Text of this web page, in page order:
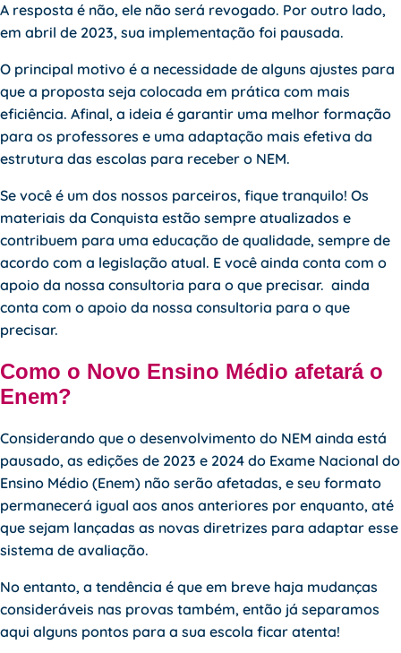
A resposta é não, ele não será revogado. Por outro lado,
em abril de 2023, sua implementação foi pausada.
O principal motivo é a necessidade de alguns ajustes para
que a proposta seja colocada em prática com mais
eficiência. Afinal, a ideia é garantir uma melhor formação
para os professores e uma adaptação mais efetiva da
estrutura das escolas para receber o NEM.
Se você é um dos nossos parceiros, fique tranquilo! Os
materiais da Conquista estão sempre atualizados e
contribuem para uma educação de qualidade, sempre de
acordo com a legislação atual. E você ainda conta com o
apoio da nossa consultoria para o que precisar. ainda
conta com o apoio da nossa consultoria para o que
precisar.
Como o Novo Ensino Médio afetará o
Enem?
Considerando que o desenvolvimento do NEM ainda está
pausado, as edições de 2023 e 2024 do Exame Nacional do
Ensino Médio (Enem) não serão afetadas, e seu formato
permanecerá igual aos anos anteriores por enquanto, até
que sejam lançadas as novas diretrizes para adaptar esse
sistema de avaliação.
No entanto, a tendência é que em breve haja mudanças
consideráveis nas provas também, então já separamos
aqui alguns pontos para a sua escola ficar atenta!